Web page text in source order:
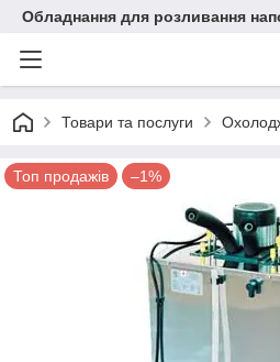
Обладнання для розливання
Товари та послуги
Топ продажів –1%